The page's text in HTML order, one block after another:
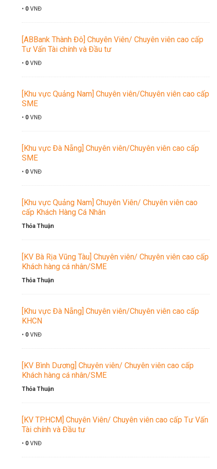
• 0 VNĐ
[ABBank Thành Đô] Chuyên Viên/ Chuyên viên cao cấp
Tư Vấn Tài chính và Đầu tư
• 0 VNĐ
[Khu vực Quảng Nam] Chuyên viên/Chuyên viên cao cấp
SME
• 0 VNĐ
[Khu vực Đà Nẵng] Chuyên viên/Chuyên viên cao cấp
SME
• 0 VNĐ
[Khu vực Quảng Nam] Chuyên Viên/ Chuyên viên cao
cấp Khách Hàng Cá Nhân
Thỏa Thuận
[KV Bà Rịa Vũng Tàu] Chuyên viên/ Chuyên viên cao cấp
Khách hàng cá nhân/SME
Thỏa Thuận
[Khu vực Đà Nẵng] Chuyên viên/Chuyên viên cao cấp
KHCN
• 0 VNĐ
[KV Bình Dương] Chuyên viên/ Chuyên viên cao cấp
Khách hàng cá nhân/SME
Thỏa Thuận
[KV TP.HCM] Chuyên Viên/ Chuyên viên cao cấp Tư Vấn
Tài chính và Đầu tư
• 0 VNĐ